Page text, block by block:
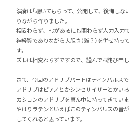
演奏は「聴いてもらって、公開して、後悔しな
りながら作りました。
相変わらず、PCがあるにも関わらず人力入力で
神経質でありながら大胆さ（雑？）を併せ持っ
す。
ズレは相変わらずですので、謹んでお詫び申し
さて、今回のアドリブパートはティンバルスで
アドリブはピアノとかシンセサイザーとかい
カションのアドリブを真ん中に持ってきていま
やはりラテンといえばこのティンバルスの音
してくれると思っています。